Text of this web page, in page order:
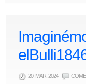
20. MAR, 2024